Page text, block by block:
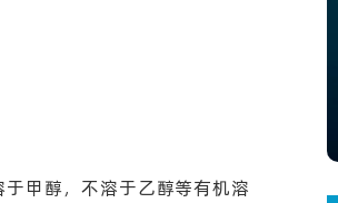
甲醇，不溶于乙醇等有机溶